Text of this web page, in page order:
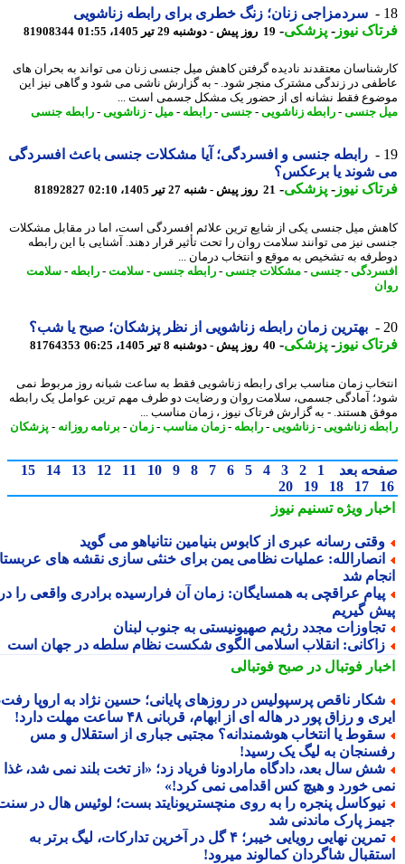
سردمزاجی زنان؛ زنگ خطری برای رابطه زناشویی
نیوز-پزشکی-19 روز پیش - دوشنبه 29 تیر 1405، 01:55 81908344
معتقدند نادیده گرفتن کاهش میل جنسی زنان می تواند به بحران های
در زندگی مشترک منجر شود. - به گزارش ناشی می شود و گاهی نیز این
فقط نشانه ای از حضور یک مشکل جسمی است ...
جنسی-رابطه زناشویی-جنسی-رابطه -میل -زناشویی-رابطه جنسی
رابطه جنسی و افسردگی؛ آیا مشکلات جنسی باعث افسردگی
شوند یا برعکس؟
نیوز-پزشکی-21 روز پیش - شنبه 27 تیر 1405، 02:10 81892827
میل جنسی یکی از شایع ترین علائم افسردگی است، اما در مقابل مشکلات
نیز می توانند سلامت روان را تحت تأثیر قرار دهند. آشنایی با این رابطه
به تشخیص به موقع و انتخاب درمان ...
-جنسی-مشکلات جنسی-رابطه جنسی-سلامت-رابطه -سلامت
بهترین زمان رابطه زناشویی از نظر پزشکان؛ صبح یا شب؟
نیوز-پزشکی-40 روز پیش - دوشنبه 8 تیر 1405، 06:25 81764353
زمان مناسب برای رابطه زناشویی فقط به ساعت شبانه روز مربوط نمی
آمادگی جسمی، سلامت روان و رضایت دو طرف مهم ترین عوامل یک رابطه
هستند. - به گزارش فرتاک نیوز ، زمان مناسب ...
زناشویی-زناشویی-رابطه -زمان مناسب-زمان -برنامه روزانه- پزشکان
بعد 1
2
3
4
5
6
7
8
9
10
11
12
13
14
15
17
18
19
20
ویژهتسنیم نیوز
رسانه عبری از کابوس بنیامین نتانیاهو می گوید
عملیات نظامی یمن برای خنثی سازی نقشه های عربستان
شد
عراقچی به همسایگان: زمان آن فرارسیده برادری واقعی را در
گیریم
مجدد رژیم صهیونیستی به جنوب لبنان
انقلاب اسلامی الگوی شکست نظام سلطه در جهان است
فوتبال در صبح فوتبالی
ناقص پرسپولیس در روزهای پایانی؛ حسین نژاد به اروپا رفت،
و رزاق پور در هاله ای از ابهام، قربانی ۴۸ ساعت مهلت دارد!
یا انتخاب هوشمندانه؟ مجتبی جباری از استقلال و مس
به لیگ یک رسید!
سال بعد، دادگاه مارادونا فریاد زد؛ «از تخت بلند نمی شد، غذا
خورد و هیچ کس اقدامی نمی کرد!»
پنجره را به روی منچستریونایتد بست؛ لوئیس هال در سنت
پارک ماندنی شد
تمرین نهایی رویایی خیبر؛ ۴ گل در آخرین تدارکات، لیگ برتر به
شاگردان کمالوند میرود!